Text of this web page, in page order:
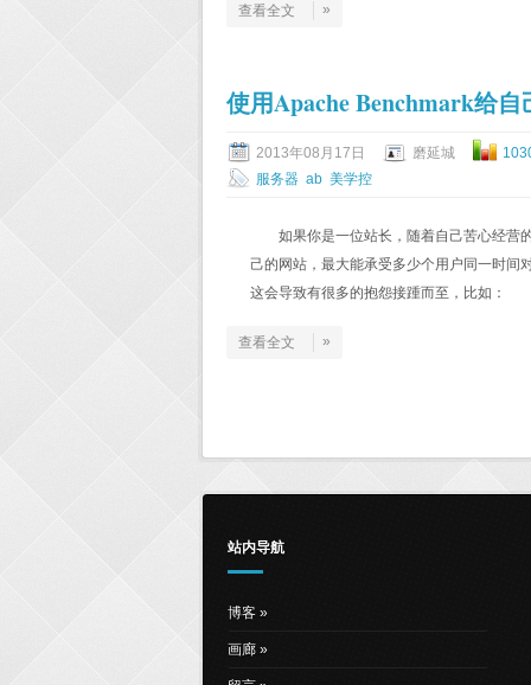
查看全文 »
使用Apache Benchmark给
2013年08月17日 磨延城
服务器 ab 美学控
如果你是一位站长，随着自己苦心经营
己的网站，最大能承受多少个用户同一时间
这会导致有很多的抱怨接踵而至，比如：
查看全文 »
站内导航
博客
画廊